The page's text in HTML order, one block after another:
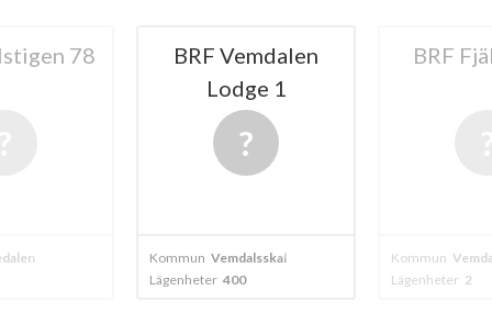
78
BRF Vemdalen
Lodge 1
Kommun Vemdalsskalet
Lägenheter 400
BRF
Kommun
Lägenheter 2